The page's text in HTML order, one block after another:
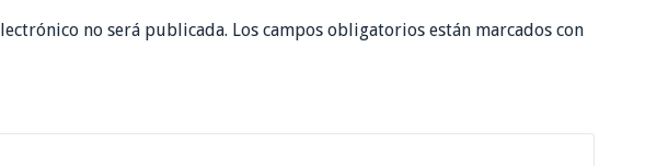
no será publicada. Los campos obligatorios están marcados con